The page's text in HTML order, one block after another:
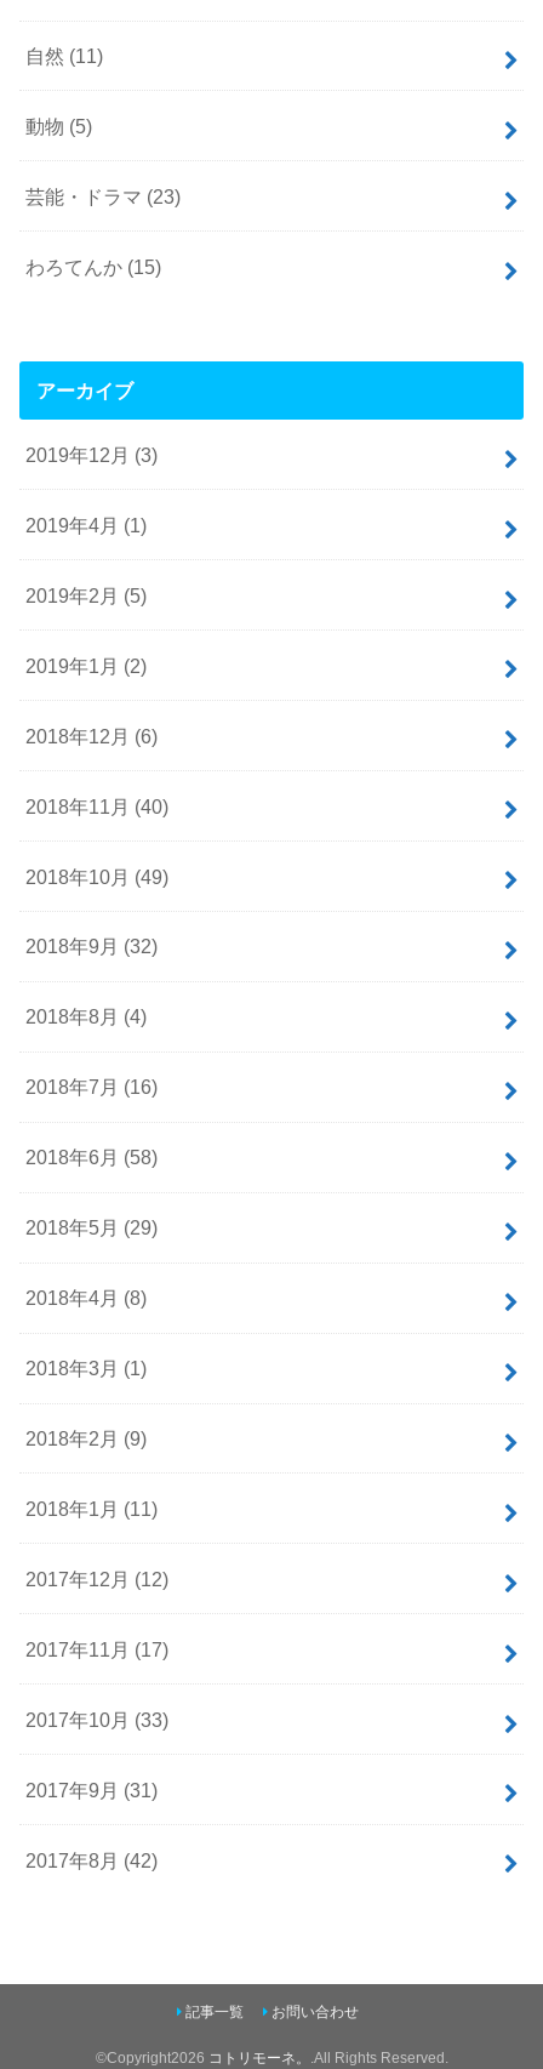
自然 (11)
動物 (5)
芸能・ドラマ (23)
わろてんか (15)
アーカイブ
2019年12月 (3)
2019年4月 (1)
2019年2月 (5)
2019年1月 (2)
2018年12月 (6)
2018年11月 (40)
2018年10月 (49)
2018年9月 (32)
2018年8月 (4)
2018年7月 (16)
2018年6月 (58)
2018年5月 (29)
2018年4月 (8)
2018年3月 (1)
2018年2月 (9)
2018年1月 (11)
2017年12月 (12)
2017年11月 (17)
2017年10月 (33)
2017年9月 (31)
2017年8月 (42)
記事一覧 お問い合わせ
©Copyright2026 コトリモーネ。 .All Rights Reserved.